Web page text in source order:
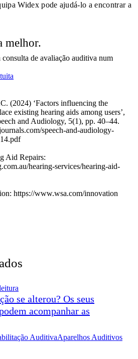
Widex pode ajudá-lo a encontrar a
melhor.
consulta de avaliação auditiva num
(2024) ‘Factors influencing the
existing hearing aids among users’,
and Audiology, 5(1), pp. 40–44.
speech-and-audiology-
Aid Repairs:
hearing-services/hearing-aid-
https://www.wsa.com/innovation
se alterou? Os seus
acompanhar as
AuditivaAparelhos Auditivos